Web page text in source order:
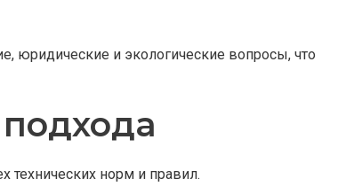
юридические и экологические вопросы, что
технических норм и правил.